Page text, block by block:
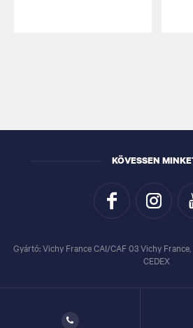
KÖVESSEN
Gyártó: Vichy France CAI/CAF 03 Vichy
CEDEX